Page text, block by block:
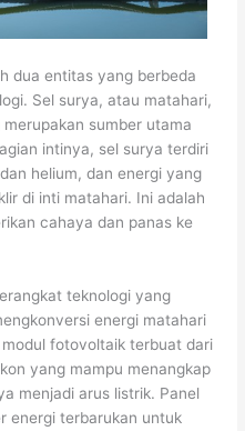
dua entitas yang berbeda
Sel surya, atau matahari,
sumber utama
intinya, sel surya terdiri
helium, dan energi yang
di inti matahari. Ini adalah
cahaya dan panas ke
teknologi yang
energi matahari
fotovoltaik terbuat dari
yang mampu menangkap
menjadi arus listrik. Panel
energi terbarukan untuk